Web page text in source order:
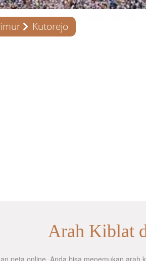
Kutorejo
Arah Kiblat
peta online. Anda bisa menemukan arah